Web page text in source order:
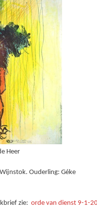
Heer
Ouderling: Géke
zie:orde van dienst 9-1-